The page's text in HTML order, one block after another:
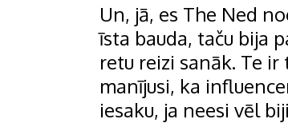
Un, jā, es The Ned
īsta bauda, taču bija
retu reizi sanāk. Te ir
manījusi, ka
iesaku, ja neesi vēl